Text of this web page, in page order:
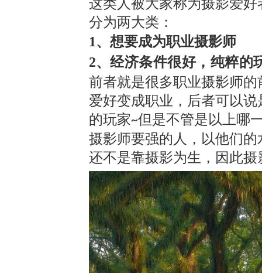
这类人被大家称为摄影爱
分为两大类：
1、想要成为职业摄影师
2、经济条件很好，纯粹的
前者就是很多职业摄影师
爱好变成职业，后者可以
的玩家~但是不管是以上哪
摄影师要强的人，以他们
还不是靠摄影为生， 因此